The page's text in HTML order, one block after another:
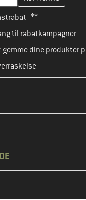
**
til rabatkampagner
gemme dine produkter